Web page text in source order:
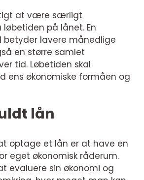
at være særligt
på lånet. En
lavere månedlige
en større samlet
tid. Løbetiden skal
ens økonomiske formåen og
lån
optage et lån er at have en
eget økonomisk råderum.
evaluere sin økonomi og